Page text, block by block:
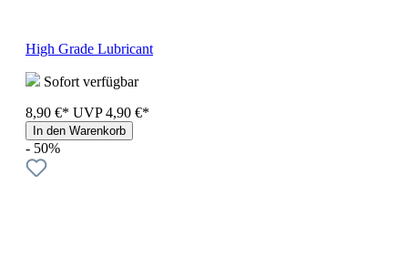
High Grade Lubricant
Sofort verfügbar
8,90 €* UVP 4,90 €*
In den Warenkorb
- 50%